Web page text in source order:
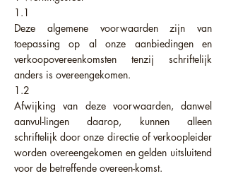
1.1
Deze algemene voorwaarden zijn van
toepassing op al onze aanbiedingen en
verkoopovereenkomsten tenzij schriftelijk
anders is overeengekomen.
1.2
Afwijking van deze voorwaarden, danwel
aanvul-lingen daarop, kunnen alleen
schriftelijk door onze directie of verkoopleider
worden overeengekomen en gelden uitsluitend
voor de betreffende overeen-komst.